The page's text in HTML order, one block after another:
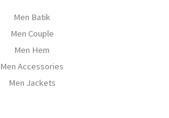
Men Batik
Men Couple
Men Hem
Men Accessories
Men Jackets